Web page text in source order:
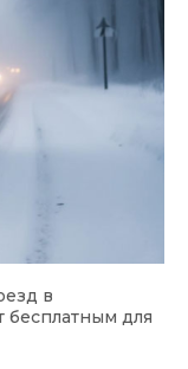
в
бесплатным для